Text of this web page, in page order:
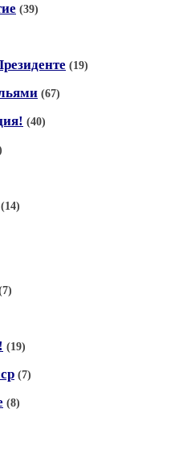
(39)
(19)
(67)
(40)
(14)
(19)
(7)
(8)